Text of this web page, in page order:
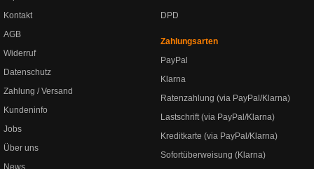
Kontakt
AGB
Widerruf
Datenschutz
Zahlung / Versand
Kundeninfo
Jobs
Über uns
News
DPD
Zahlungsarten
PayPal
Klarna
Ratenzahlung (via PayPal/Klarna)
Lastschrift (via PayPal/Klarna)
Kreditkarte (via PayPal/Klarna)
Sofortüberweisung (Klarna)